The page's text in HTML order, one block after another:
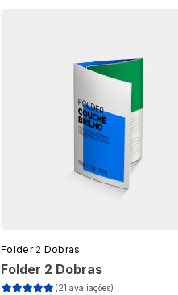
Folder 2 Dobras
Folder 2 Dobras
(21 avaliações)